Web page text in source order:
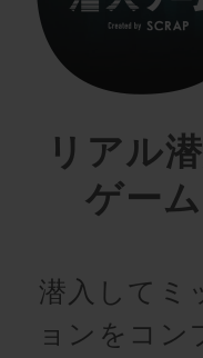
リアル
ゲーム
潜入してミ
ョンをコン